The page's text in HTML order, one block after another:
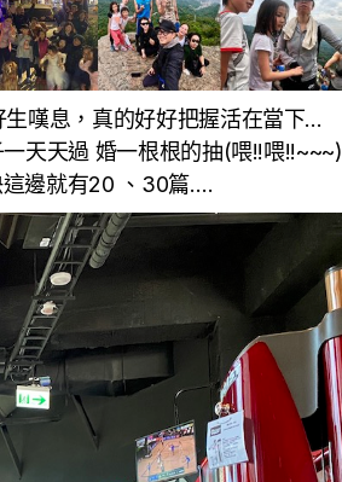
嘆息，真的好好把握活在當下…
天天過 婚一根根的抽(喂!!喂!!~~~)
這邊就有20 、30篇….